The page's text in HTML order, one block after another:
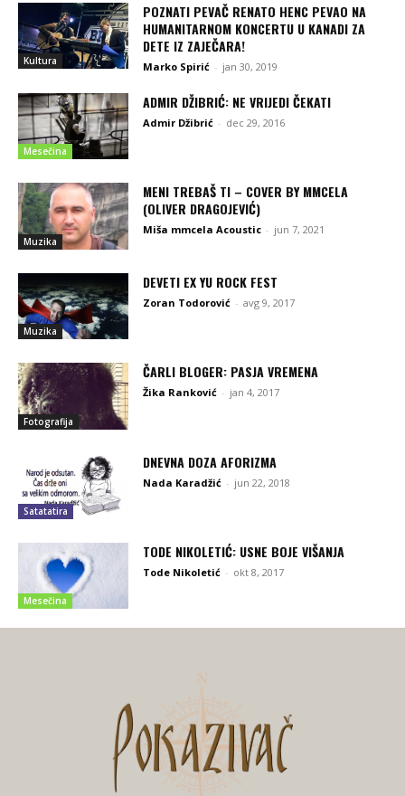
Kultura
POZNATI PEVAČ RENATO HENC PEVAO NA
HUMANITARNOM KONCERTU U KANADI ZA
DETE IZ ZAJEČARA!
Marko Spirić - jan 30, 2019
Mesečina
ADMIR DŽIBRIĆ: NE VRIJEDI ČEKATI
Admir Džibrić - dec 29, 2016
Muzika
MENI TREBAŠ TI – COVER BY MMCELA
(OLIVER DRAGOJEVIĆ)
Miša mmcela Acoustic - jun 7, 2021
Muzika
DEVETI EX YU ROCK FEST
Zoran Todorović - avg 9, 2017
Fotografija
ČARLI BLOGER: PASJA VREMENA
Žika Ranković - jan 4, 2017
Satatatira
DNEVNA DOZA AFORIZMA
Nada Karadžić - jun 22, 2018
Mesečina
TODE NIKOLETIĆ: USNE BOJE VIŠANJA
Tode Nikoletić - okt 8, 2017